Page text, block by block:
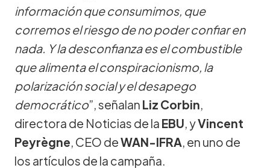
información que consumimos, que
corremos el riesgo de no poder confiar en
nada. Y la desconfianza es el combustible
que alimenta el conspiracionismo, la
polarización social y el desapego
democrático”, señalan Liz Corbin,
directora de Noticias de la EBU, yVincent
Peyrègne, CEO deWAN-IFRA, en uno de
los artículos de la campaña.